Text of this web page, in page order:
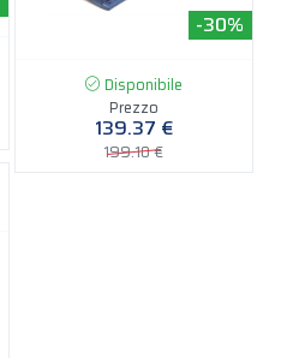
-30%
Disponibile
Prezzo
139.37 €
199.10 €